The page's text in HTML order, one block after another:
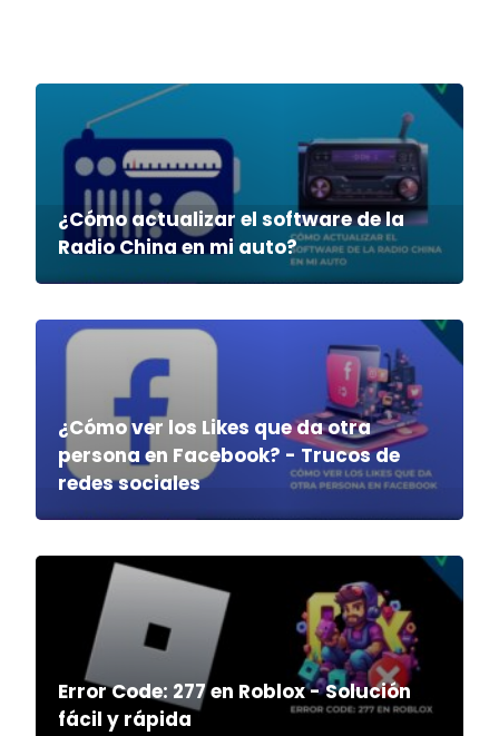
¿Cómo actualizar el software de la
Radio China en mi auto?
¿Cómo ver los Likes que da otra
persona en Facebook? - Trucos de
redes sociales
Error Code: 277 en Roblox - Solución
fácil y rápida